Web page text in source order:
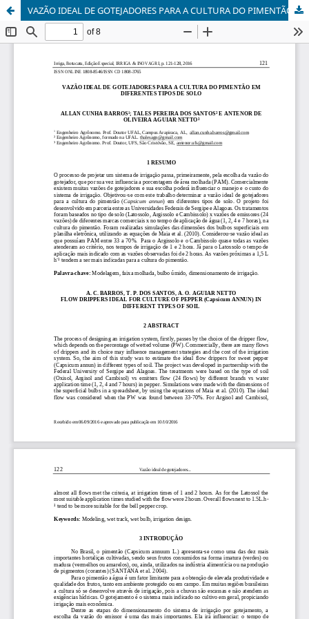
VAZÃO IDEAL DE GOTEJADORES PARA A CULTURA DO PIMENTÃO EM DIFERENTES TIPOS DE SOLO